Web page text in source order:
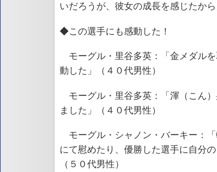
いだろうが、彼女の成長を感じたか
◆この選手にも感動した！
モーグル・里谷多英：「金メダル
動した」（４０代男性）
モーグル・里谷多英：「渾（こん
ました」（４０代男性）
モーグル・シャノン・バーキー：
にて慰めたり、優勝した選手に自分
（５０代男性）